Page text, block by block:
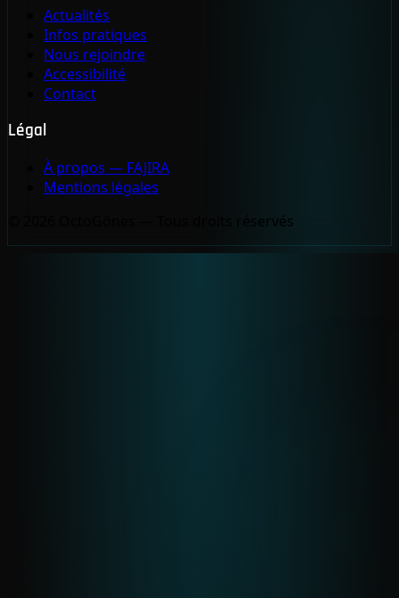
Actualités
Infos pratiques
Nous rejoindre
Accessibilité
Contact
Légal
À propos — FAJIRA
Mentions légales
© 2026 OctoGônes — Tous droits réservés